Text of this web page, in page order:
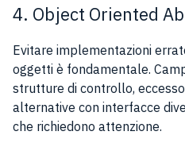
4. Object Oriented
Evitare implementazioni
oggetti è fondamentale.
strutture di controllo,
alternative con interfacce
che richiedono attenzione.